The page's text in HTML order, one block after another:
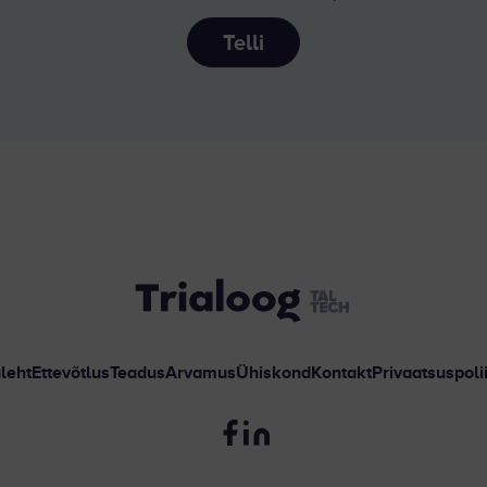
Telli
EttevõtlusTeadusArvamusÜhiskondKontakt